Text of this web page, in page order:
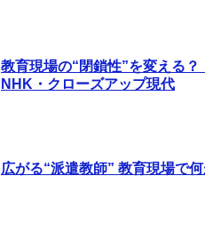
教育現場の“閉鎖性”を変える
NHK・クローズアップ現代
広がる“派遣教師” 教育現場で